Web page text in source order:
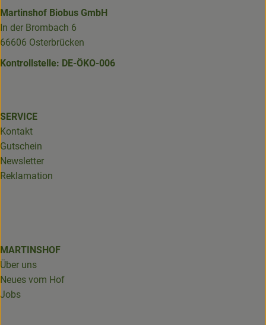
Martinshof Biobus GmbH
In der Brombach 6
66606 Osterbrücken
Kontrollstelle: DE-ÖKO-006
SERVICE
Kontakt
Gutschein
Newsletter
Reklamation
MARTINSHOF
Über uns
Neues vom Hof
Jobs